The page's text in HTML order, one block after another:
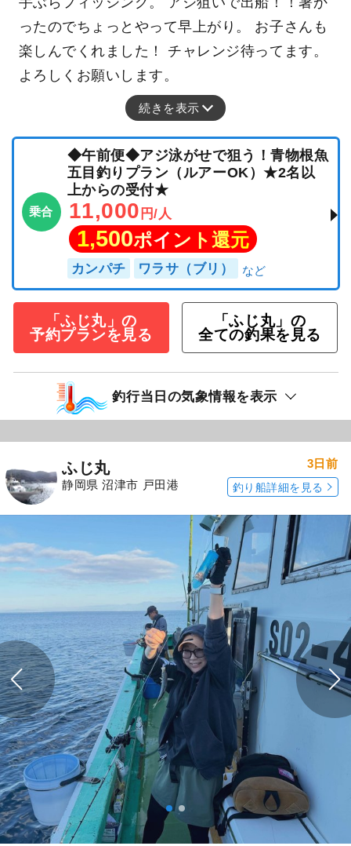
ったのでちょっとやって早上がり。 お子さんも
楽しんでくれました！ チャレンジ待ってます。
よろしくお願いします。
続きを表示
乗合
◆午前便◆アジ泳がせで狙う！青物根魚
五目釣りプラン（ルアーOK）★2名以
上からの受付★
11,000 円/人
1,500ポイント還元
カンパチ ワラサ（ブリ）
「ふじ丸」の
予約プランを見る
「ふじ丸」の
全ての釣果を見る
釣行当日の気象情報を表示
ふじ丸
静岡県 沼津市 戸田港
3日前
釣り船詳細を見る